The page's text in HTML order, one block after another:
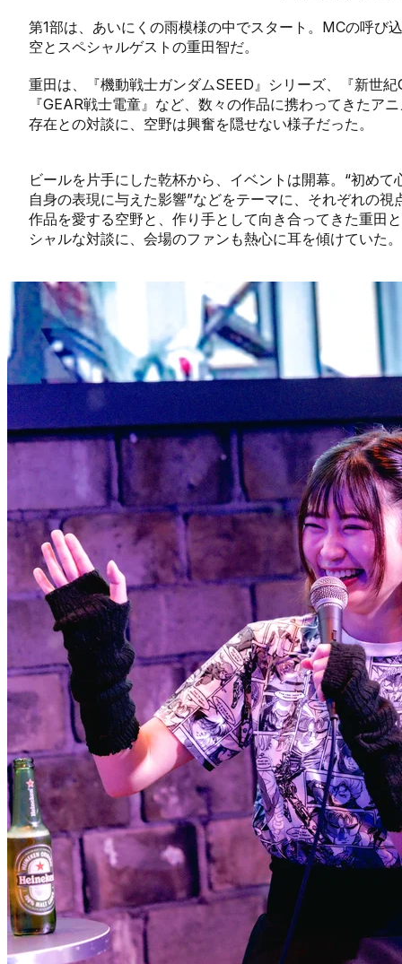
第1部は、あいにくの雨模様の中でスタート。MCの呼び
空とスペシャルゲストの重田智だ。
重田は、『機動戦士ガンダムSEED』シリーズ、『新世
『GEAR戦士電童』など、数々の作品に携わってきたア
存在との対談に、空野は興奮を隠せない様子だった。
ビールを片手にした乾杯から、イベントは開幕。“初め
自身の表現に与えた影響”などをテーマに、それぞれの
作品を愛する空野と、作り手として向き合ってきた重田
シャルな対談に、会場のファンも熱心に耳を傾けていた。